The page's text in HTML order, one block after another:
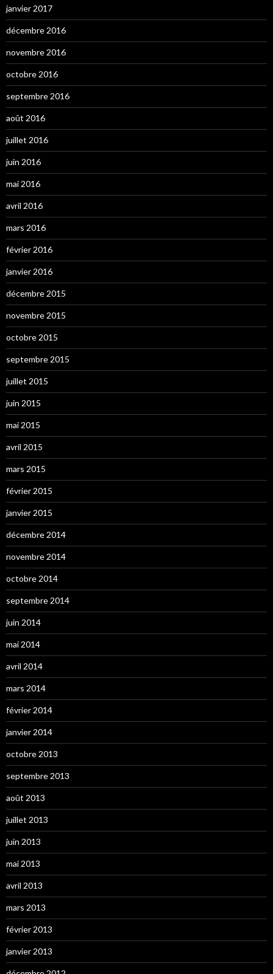
janvier 2017
décembre 2016
novembre 2016
octobre 2016
septembre 2016
août 2016
juillet 2016
juin 2016
mai 2016
avril 2016
mars 2016
février 2016
janvier 2016
décembre 2015
novembre 2015
octobre 2015
septembre 2015
juillet 2015
juin 2015
mai 2015
avril 2015
mars 2015
février 2015
janvier 2015
décembre 2014
novembre 2014
octobre 2014
septembre 2014
juin 2014
mai 2014
avril 2014
mars 2014
février 2014
janvier 2014
octobre 2013
septembre 2013
août 2013
juillet 2013
juin 2013
mai 2013
avril 2013
mars 2013
février 2013
janvier 2013